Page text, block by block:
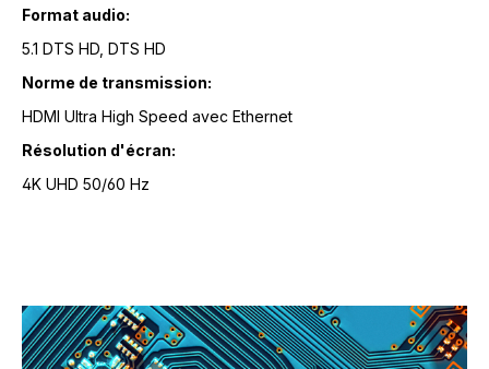
Format audio:
5.1 DTS HD, DTS HD
Norme de transmission:
HDMI Ultra High Speed avec Ethernet
Résolution d'écran:
4K UHD 50/60 Hz